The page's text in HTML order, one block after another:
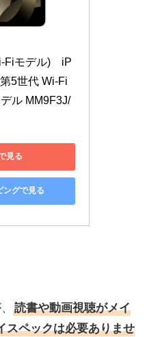
Fiモデル)　iP
5世代 Wi-Fi
ル MM9F3J/
見る
ングで見る
読書や動画視聴がメイ
スペックは必要ありませ